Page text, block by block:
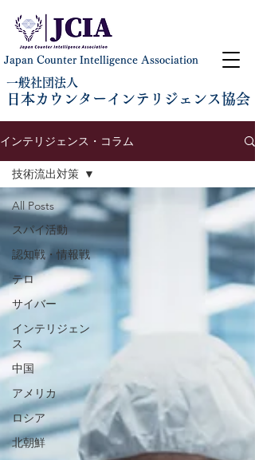
日本カウンターインテリジェンス協会
Japan Counter Intelligence Association
一般社団法人
インテリジェンス・コラム
All Posts
スパイ活動
認知戦・情報戦
テロ
サイバー
インテリジェン
ス
中国
アメリカ
ロシア
北朝鮮
技術流出対策